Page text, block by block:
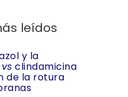
leídos
y la
vs clindamicina
de la rotura